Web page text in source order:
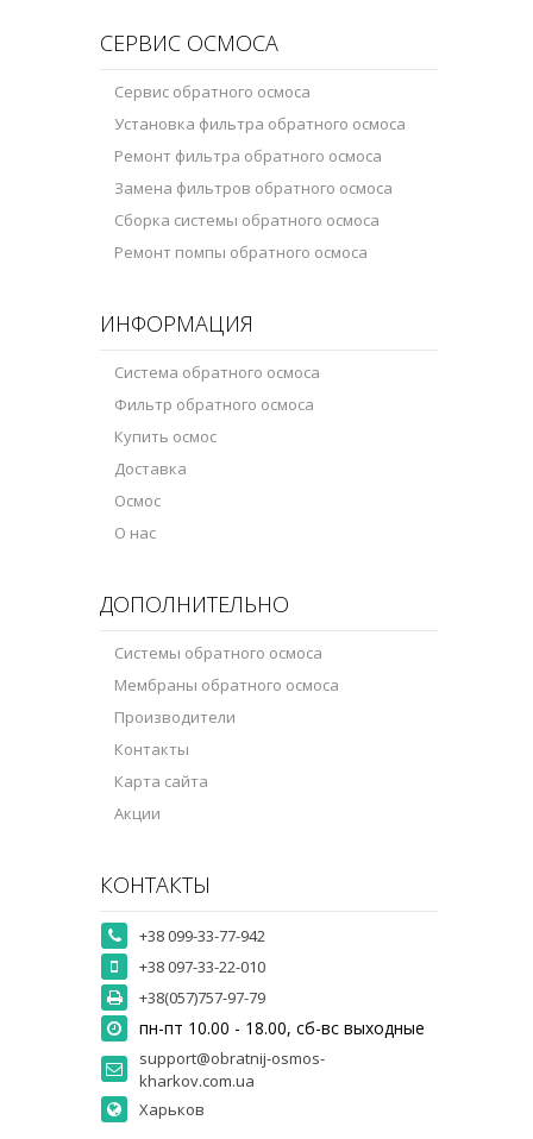
СЕРВИС ОСМОСА
Сервис обратного осмоса
Установка фильтра обратного осмоса
Ремонт фильтра обратного осмоса
Замена фильтров обратного осмоса
Сборка системы обратного осмоса
Ремонт помпы обратного осмоса
ИНФОРМАЦИЯ
Система обратного осмоса
Фильтр обратного осмоса
Купить осмос
Доставка
Осмос
О нас
ДОПОЛНИТЕЛЬНО
Системы обратного осмоса
Мембраны обратного осмоса
Производители
Контакты
Карта сайта
Акции
КОНТАКТЫ
+38 099-33-77-942
+38 097-33-22-010
+38(057)757-97-79
пн-пт 10.00 - 18.00, сб-вс выходные
support@obratnij-osmos-
kharkov.com.ua
Харьков